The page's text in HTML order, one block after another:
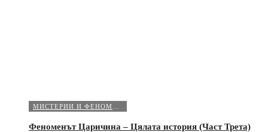
Феноменът Царичина – Цялата история (Част Трета)